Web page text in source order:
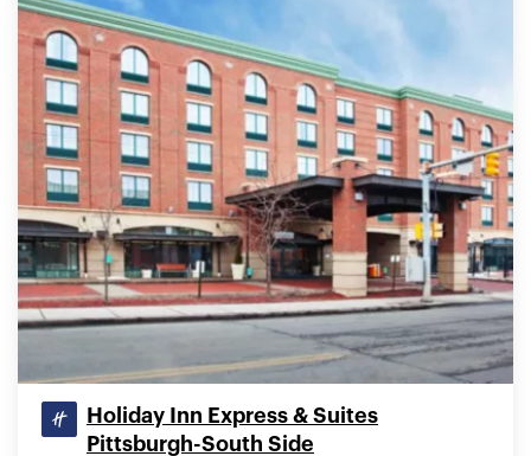
Holiday Inn Express & Suites
Pittsburgh-South Side